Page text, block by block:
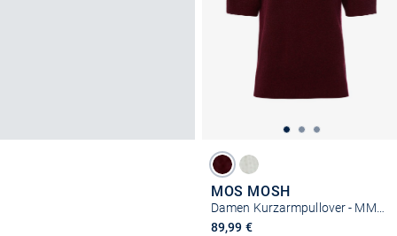
MOS MOSH
Damen Kurzarmpullover - MMMape
89,99 €